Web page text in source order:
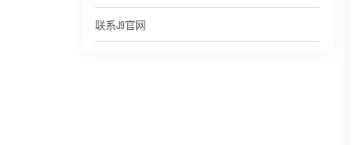
联系J9官网